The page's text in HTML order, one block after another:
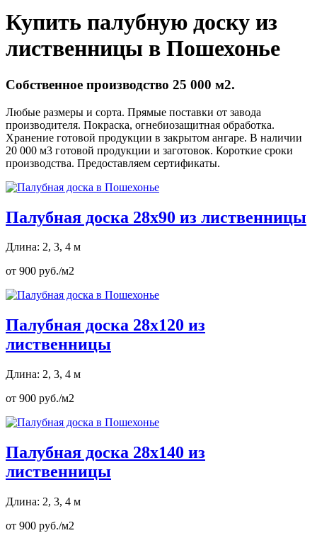
Купить палубную доску из
лиственницы в Пошехонье
Собственное производство 25 000 м2.
Любые размеры и сорта. Прямые поставки от завода
производителя. Покраска, огнебиозащитная обработка.
Хранение готовой продукции в закрытом ангаре. В наличии
20 000 м3 готовой продукции и заготовок. Короткие сроки
производства. Предоставляем сертификаты.
Палубная доска 28х90 из лиственницы
Длина: 2, 3, 4 м
от 900 руб./м2
Палубная доска 28х120 из
лиственницы
Длина: 2, 3, 4 м
от 900 руб./м2
Палубная доска 28х140 из
лиственницы
Длина: 2, 3, 4 м
от 900 руб./м2